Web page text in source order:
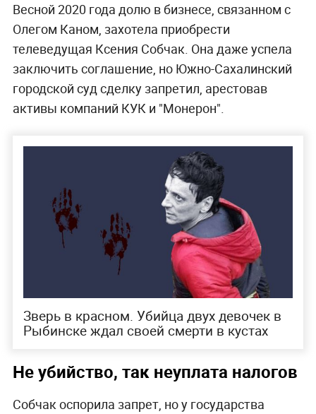
Весной 2020 года долю в бизнесе, связанном с
Олегом Каном, захотела приобрести
телеведущая Ксения Собчак. Она даже успела
заключить соглашение, но Южно-Сахалинский
городской суд сделку запретил, арестовав
активы компаний КУК и "Монерон".
Зверь в красном. Убийца двух девочек в
Рыбинске ждал своей смерти в кустах
Не убийство, так неуплата налогов
Собчак оспорила запрет, но у государства